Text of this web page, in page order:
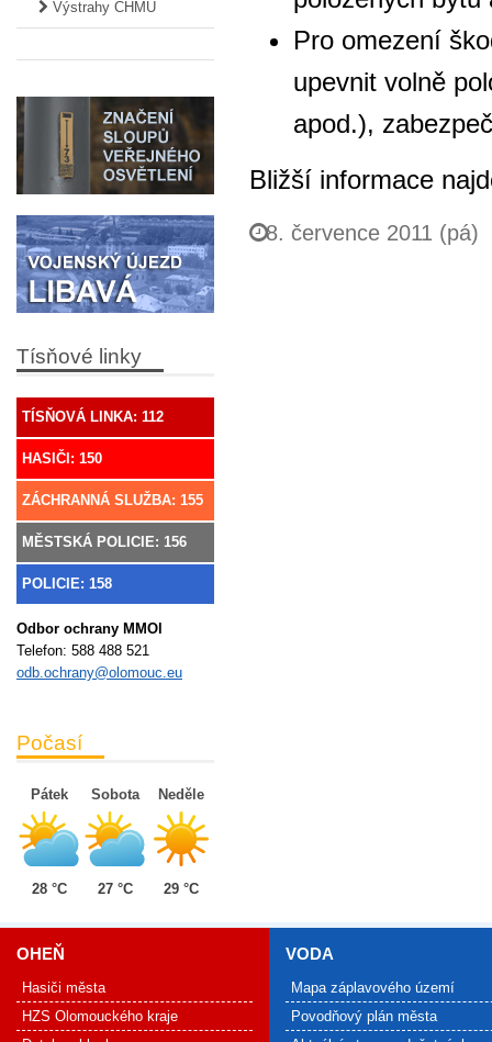
Výstrahy ČHMÚ
Tísňové linky
TÍSŇOVÁ LINKA: 112
HASIČI: 150
ZÁCHRANNÁ SLUŽBA: 155
MĚSTSKÁ POLICIE: 156
POLICIE: 158
Odbor ochrany MMOl
Telefon: 588 488 521
odb.ochrany@olomouc.eu
Počasí
Pátek
28 °C
Sobota
27 °C
Neděle
29 °C
Pro omezení
upevnit volně
apod.),
Bližší informace
8. července 2011 (pá)
OHEŇ
Hasiči města
HZS Olomouckého kraje
VODA
Mapa záplavového území
Povodňový plán města